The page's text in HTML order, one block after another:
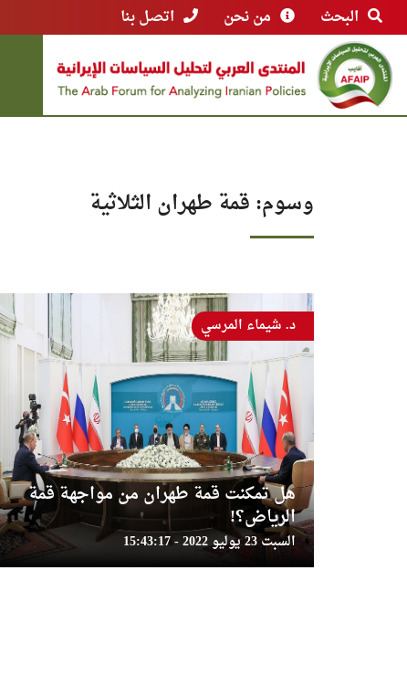
البحث من نحن اتصل بنا
وسوم: قمة طهران الثلاثية
هل تمكنت قمة طهران من مواجهة قمة
الرياض؟!
السبت 23 يوليو 2022 - 15:43:17
د. شيماء المرسي